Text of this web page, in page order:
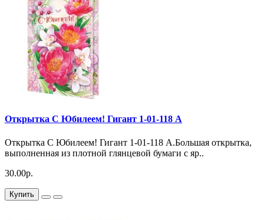
Открытка С Юбилеем! Гигант 1-01-118 А
Открытка С Юбилеем! Гигант 1-01-118 А.Большая открытка,
выполненная из плотной глянцевой бумаги с яр..
30.00р.
Купить